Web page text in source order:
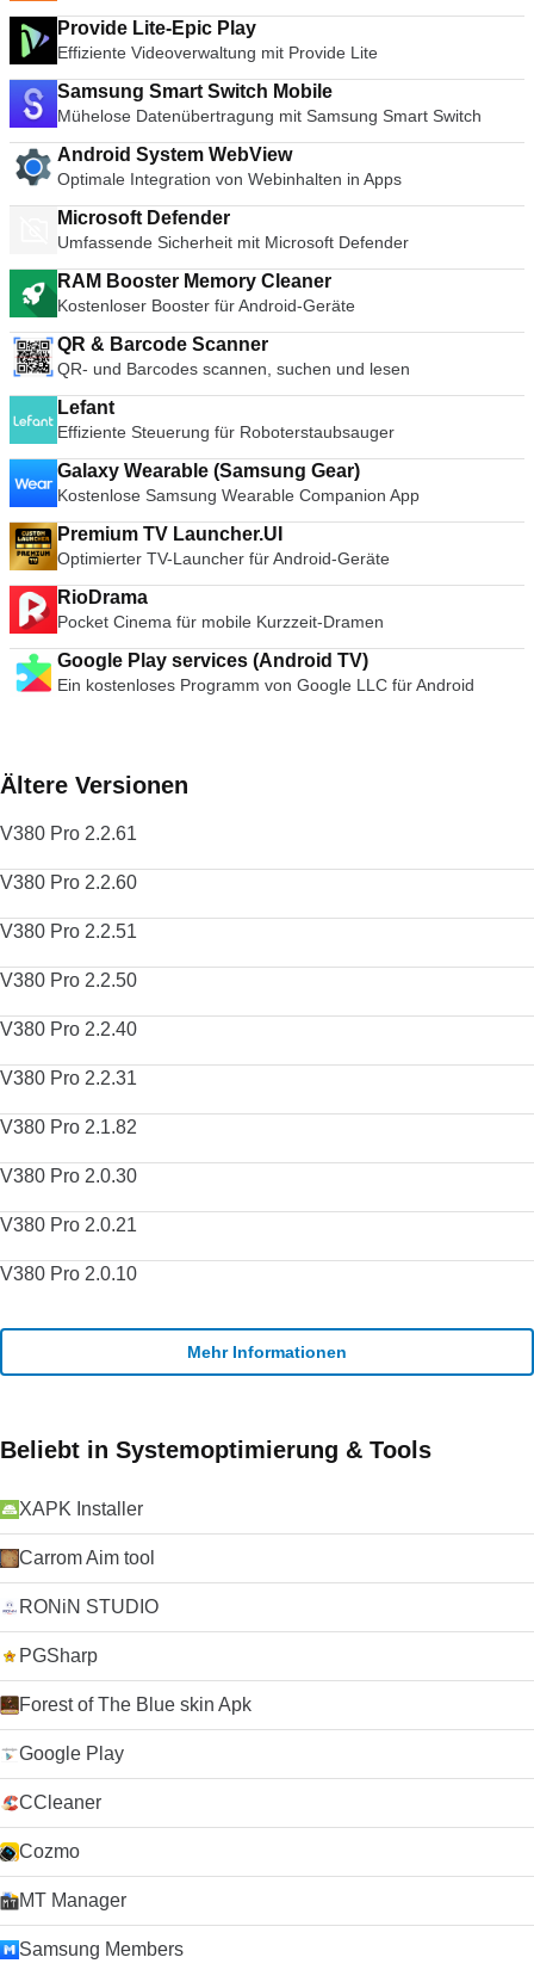
Provide Lite-Epic Play
Effiziente Videoverwaltung mit Provide Lite
Samsung Smart Switch Mobile
Mühelose Datenübertragung mit Samsung Smart Switch
Android System WebView
Optimale Integration von Webinhalten in Apps
Microsoft Defender
Umfassende Sicherheit mit Microsoft Defender
RAM Booster Memory Cleaner
Kostenloser Booster für Android-Geräte
QR & Barcode Scanner
QR- und Barcodes scannen, suchen und lesen
Lefant
Effiziente Steuerung für Roboterstaubsauger
Galaxy Wearable (Samsung Gear)
Kostenlose Samsung Wearable Companion App
Premium TV Launcher.UI
Optimierter TV-Launcher für Android-Geräte
RioDrama
Pocket Cinema für mobile Kurzzeit-Dramen
Google Play services (Android TV)
Ein kostenloses Programm von Google LLC für Android
Ältere Versionen
V380 Pro 2.2.61
V380 Pro 2.2.60
V380 Pro 2.2.51
V380 Pro 2.2.50
V380 Pro 2.2.40
V380 Pro 2.2.31
V380 Pro 2.1.82
V380 Pro 2.0.30
V380 Pro 2.0.21
V380 Pro 2.0.10
Mehr Informationen
Beliebt in Systemoptimierung & Tools
XAPK Installer
Carrom Aim tool
RONiN STUDIO
PGSharp
Forest of The Blue skin Apk
Google Play
CCleaner
Cozmo
MT Manager
Samsung Members